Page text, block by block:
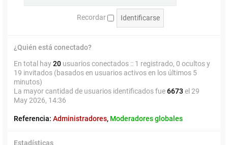
Recordar
¿Quién está conectado?
En total hay20 usuarios conectados :: 1 registrado, 0 ocultos y
19 invitados (basados en usuarios activos en los últimos 5
minutos)
La mayor cantidad de usuarios identificados fue6673 el 29
May 2026, 14:36
Referencia: Administradores, Moderadores globales
Estadísticas